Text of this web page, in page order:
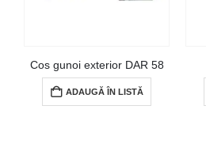
Cos gunoi exterior DAR 58
ADAUGĂ ÎN LISTĂ